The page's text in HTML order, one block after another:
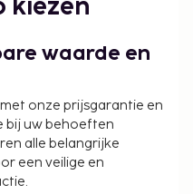
belasting is niet
die jonger zijn dan
die de
doorgegeven.
dienen tijdens
kiezen
waarde en
onze prijsgarantie en
bij uw behoeften
alle belangrijke
een veilige en